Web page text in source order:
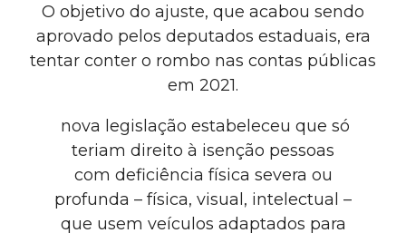
O objetivo do ajuste, que acabou sendo
aprovado pelos deputados estaduais, era
tentar conter o rombo nas contas públicas
em 2021.
nova legislação estabeleceu que só
teriam direito à isenção pessoas
com deficiência física severa ou
profunda – física, visual, intelectual –
que usem veículos adaptados para